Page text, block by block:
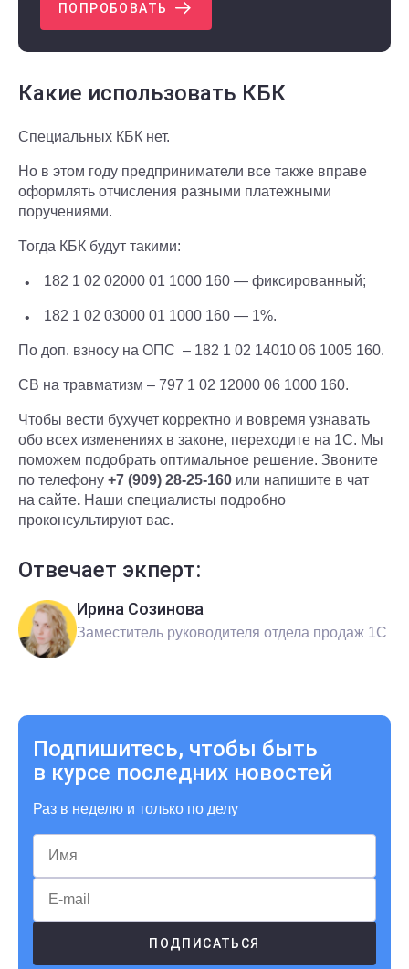
ПОПРОБОВАТЬ
Какие использовать КБК
Специальных КБК нет.
Но в этом году предприниматели все также вправе
оформлять отчисления разными платежными
поручениями.
Тогда КБК будут такими:
182 1 02 02000 01 1000 160 — фиксированный;
182 1 02 03000 01 1000 160 — 1%.
По доп. взносу на ОПС – 182 1 02 14010 06 1005 160.
СВ на травматизм – 797 1 02 12000 06 1000 160.
Чтобы вести бухучет корректно и вовремя узнавать
обо всех изменениях в законе, переходите на 1С. Мы
поможем подобрать оптимальное решение. Звоните
по телефону +7 (909) 28-25-160 или напишите в чат
на сайте. Наши специалисты подробно
проконсультируют вас.
Отвечает экперт:
Ирина Созинова
Заместитель руководителя отдела продаж 1С
Подпишитесь, чтобы быть
в курсе последних новостей
Раз в неделю и только по делу